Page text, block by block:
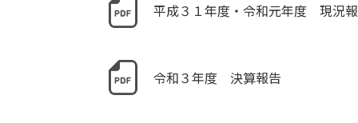
平成３１年度・令和元年度 現況
令和３年度 決算報告